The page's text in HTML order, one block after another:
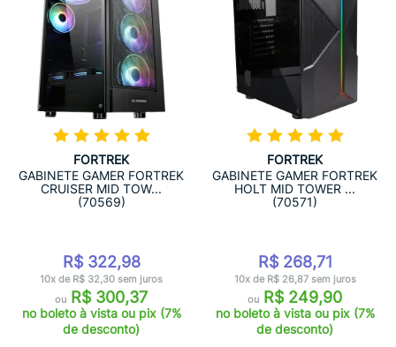
FORTREK
GABINETE GAMER FORTREK
CRUISER MID TOW...
(70569)
R$ 322,98
10x de R$ 32,30 sem juros
ou R$ 300,37
no boleto à vista ou pix (7%
de desconto)
FORTREK
GABINETE GAMER FORTREK
HOLT MID TOWER ...
(70571)
R$ 268,71
10x de R$ 26,87 sem juros
ou R$ 249,90
no boleto à vista ou pix (7%
de desconto)